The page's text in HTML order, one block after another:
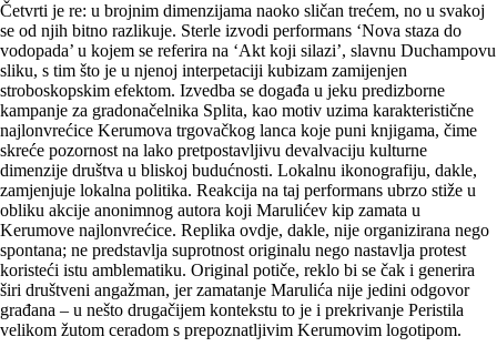
Četvrti je re: u brojnim dimenzijama naoko sličan trećem, no u svakoj
se od njih bitno razlikuje. Sterle izvodi performans ‘Nova staza do
vodopada’ u kojem se referira na ‘Akt koji silazi’, slavnu Duchampovu
sliku, s tim što je u njenoj interpetaciji kubizam zamijenjen
stroboskopskim efektom. Izvedba se događa u jeku predizborne
kampanje za grado­načelnika Splita, kao motiv uzima karakteristične
naj­lonvrećice Kerumova trgovačkog lanca koje puni knjigama, čime
skreće pozornost na lako pretpostavljivu devalvaciju kulturne
dimenzije društva u bliskoj budućnosti. Lokalnu ikonografiju, dakle,
zamjenjuje lokalna politika. Reakcija na taj performans ubrzo stiže u
obliku akcije anonimnog autora koji Marulićev kip zamata u
Kerumove najlonvrećice. Replika ovdje, dakle, nije organizirana nego
spontana; ne predstavlja suprotnost originalu nego nastavlja protest
koristeći istu amblematiku. Original potiče, reklo bi se čak i generira
širi društveni angažman, jer zamatanje Marulića nije jedini odgovor
građana – u nešto drugačijem kontekstu to je i prekrivanje Peristila
velikom žutom ceradom s prepoznatljivim Kerumovim logotipom.